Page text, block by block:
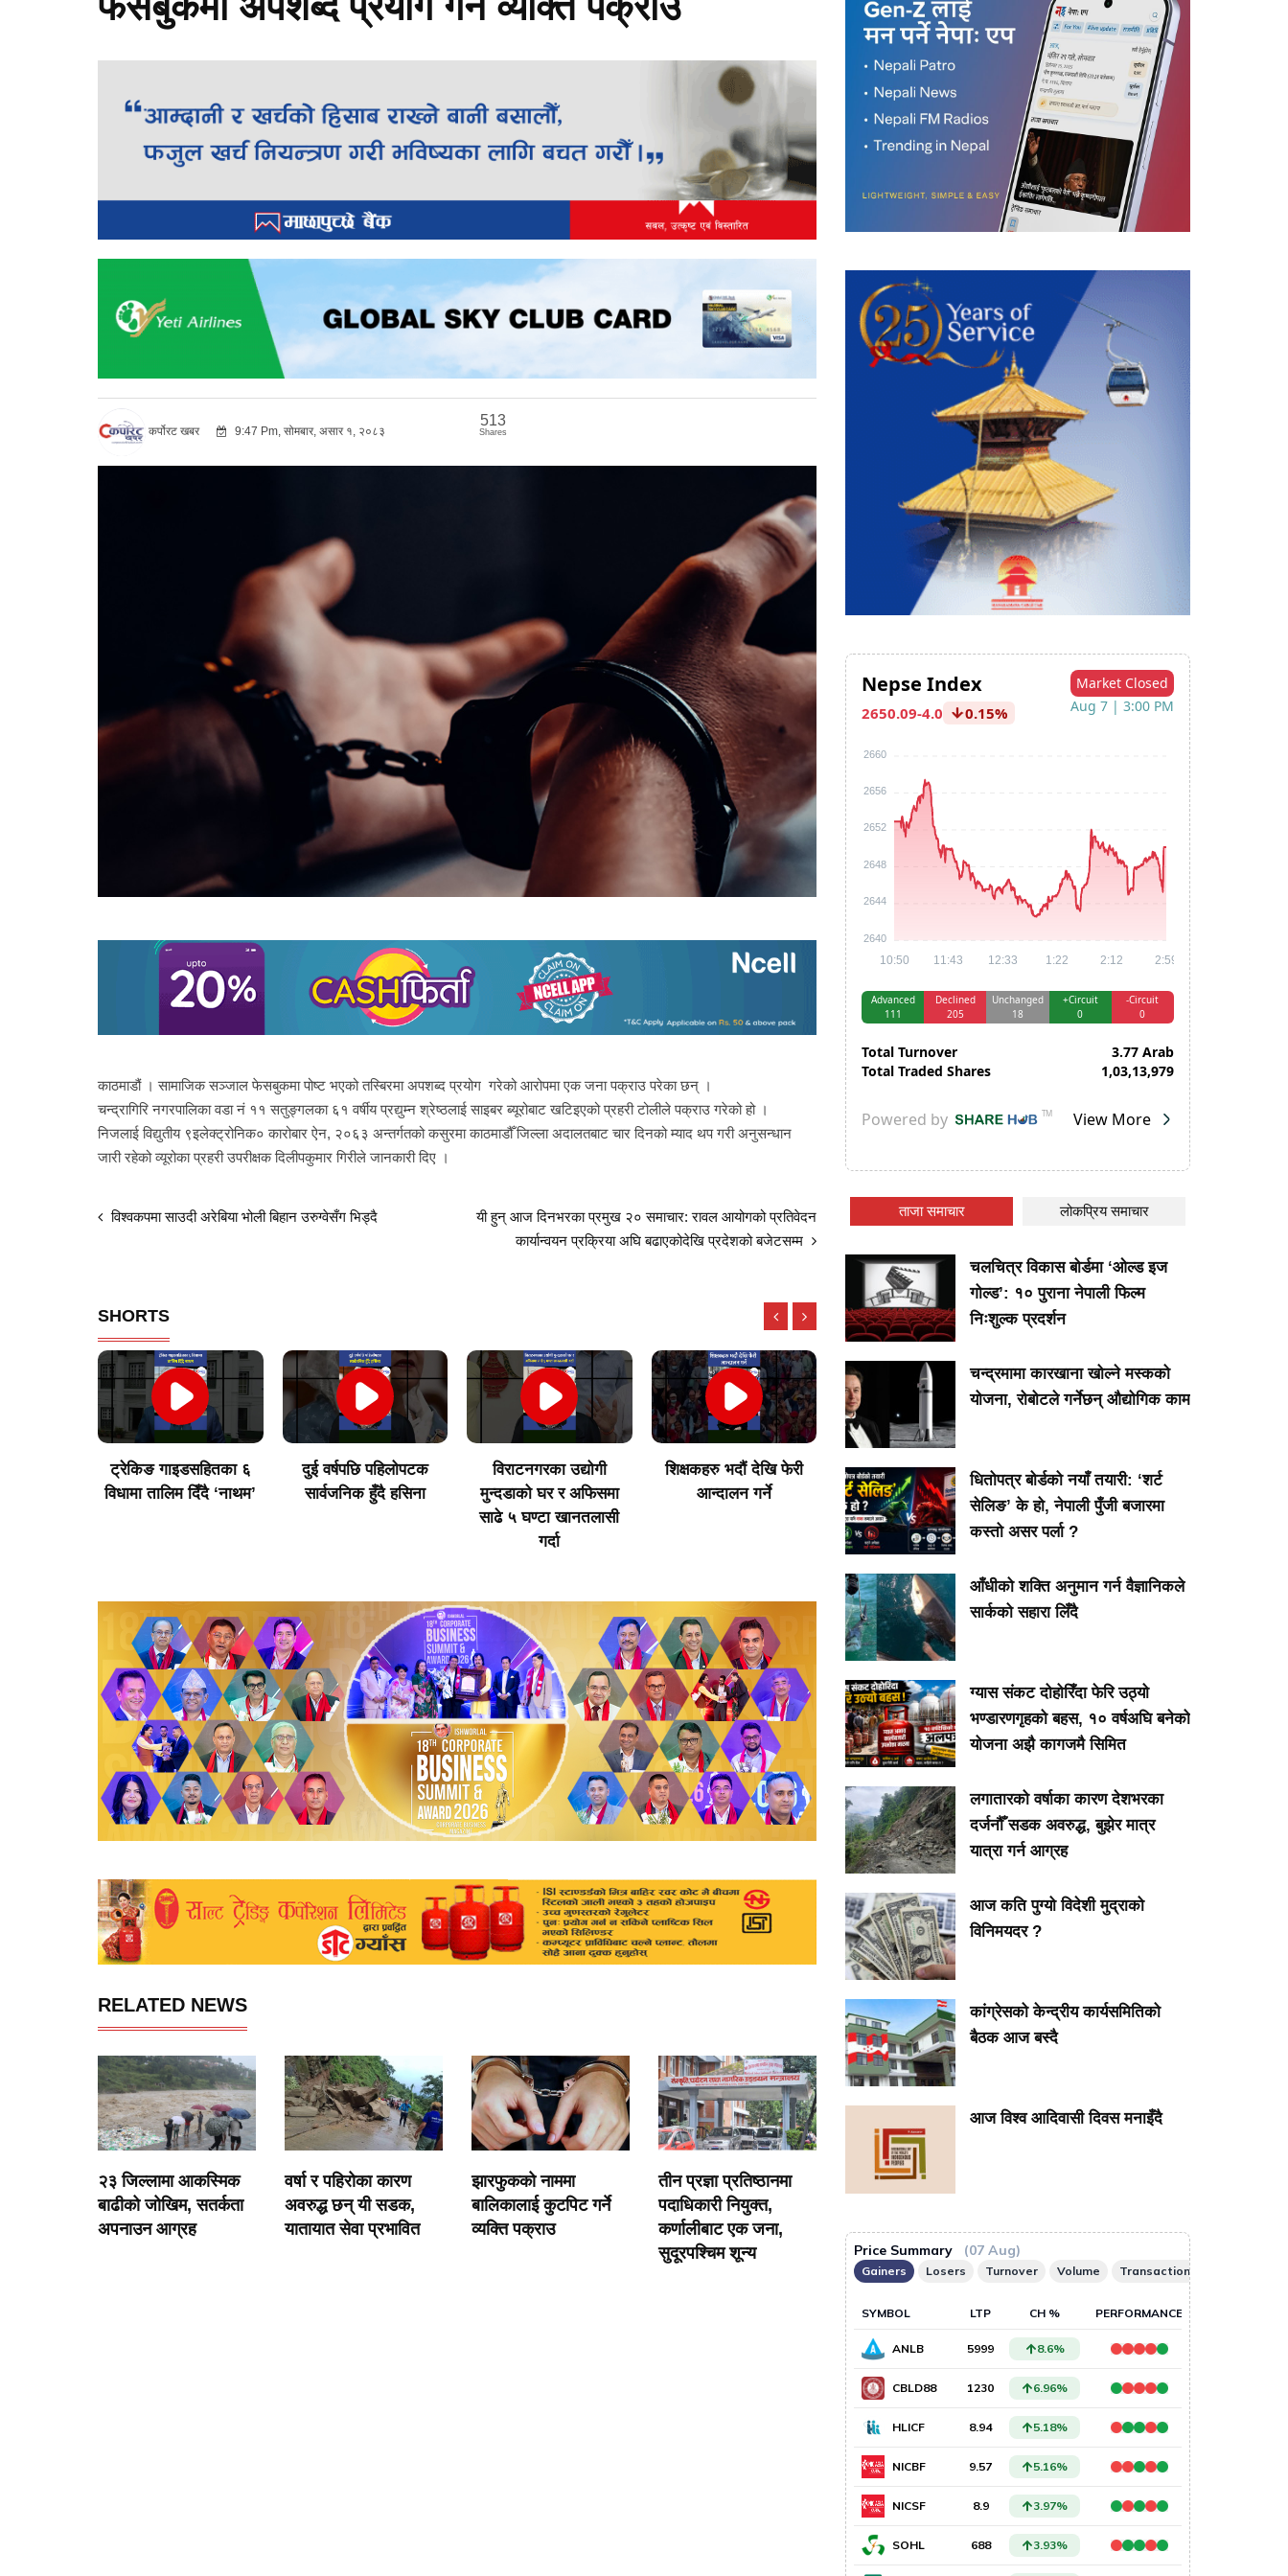
कर्पोरट खबर 9:47 Pm, सोमबार, असार १, २०८३
513
Shares
काठमाडौं । सामाजिक सञ्जाल फेसबुकमा पोष्ट भएको तस्बिरमा अपशब्द प्रयोग गरेको आरोपमा एक जना पक्राउ परेका छन् ।
चन्द्रागिरि नगरपालिका वडा नं ११ सतुङ्गलका ६१ वर्षीय प्रद्युम्न श्रेष्ठलाई साइबर ब्यूरोबाट खटिइएको प्रहरी टोलीले पक्राउ गरेको हो ।
निजलाई विद्युतीय ९इलेक्ट्रोनिक० कारोबार ऐन, २०६३ अन्तर्गतको कसुरमा काठमाडौँ जिल्ला अदालतबाट चार दिनको म्याद थप गरी अनुसन्धान
जारी रहेको व्यूरोका प्रहरी उपरीक्षक दिलीपकुमार गिरीले जानकारी दिए ।
विश्वकपमा साउदी अरेबिया भोली बिहान उरुग्वेसँग भिड्दै
यी हुन् आज दिनभरका प्रमुख २० समाचार: रावल आयोगको प्रतिवेदन
कार्यान्वयन प्रक्रिया अघि बढाएकोदेखि प्रदेशको बजेटसम्म
SHORTS
ट्रेकिङ गाइडसहितका ६
विधामा तालिम दिँदै ‘नाथम’
दुई वर्षपछि पहिलोपटक
सार्वजनिक हुँदै हसिना
विराटनगरका उद्योगी
मुन्दडाको घर र अफिसमा
साढे ५ घण्टा खानतलासी
गर्दा
शिक्षकहरु भदौं देखि फेरी
आन्दालन गर्ने
अर्जेन्टिना सेमिफाइनलमा !!
|| Argentina || FIFA
WORLD CUP 2026 ||
Messi
जेब्रा झोला बोकेर होल्डिङ
सेन्टरबाट बाहिरिँदै गरेका
बालकलाई हर्क साम्पाङले
RELATED NEWS
२३ जिल्लामा आकस्मिक
बाढीको जोखिम, सतर्कता
अपनाउन आग्रह
वर्षा र पहिरोका कारण
अवरुद्ध छन् यी सडक,
यातायात सेवा प्रभावित
झारफुकको नाममा
बालिकालाई कुटपिट गर्ने
व्यक्ति पक्राउ
तीन प्रज्ञा प्रतिष्ठानमा
पदाधिकारी नियुक्त,
कर्णालीबाट एक जना,
सुदूरपश्चिम शून्य
ताजा समाचार लोकप्रिय समाचार
चलचित्र विकास बोर्डमा ‘ओल्ड इज
गोल्ड’: १० पुराना नेपाली फिल्म
निःशुल्क प्रदर्शन
चन्द्रमामा कारखाना खोल्ने मस्कको
योजना, रोबोटले गर्नेछन् औद्योगिक काम
धितोपत्र बोर्डको नयाँ तयारी: ‘शर्ट
सेलिङ’ के हो, नेपाली पुँजी बजारमा
कस्तो असर पर्ला ?
आँधीको शक्ति अनुमान गर्न वैज्ञानिकले
सार्कको सहारा लिँदै
ग्यास संकट दोहोरिँदा फेरि उठ्यो
भण्डारणगृहको बहस, १० वर्षअघि बनेको
योजना अझै कागजमै सिमित
लगातारको वर्षाका कारण देशभरका
दर्जनौँ सडक अवरुद्ध, बुझेर मात्र
यात्रा गर्न आग्रह
आज कति पुग्यो विदेशी मुद्राको
विनिमयदर ?
कांग्रेसको केन्द्रीय कार्यसमितिको
बैठक आज बस्दै
आज विश्व आदिवासी दिवस मनाइँदै